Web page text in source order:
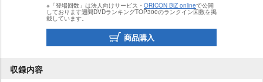
※「登場回数」は法人向けサービス・ ORICON BiZ onlineで公開
しております週間DVDランキングTOP300のランクイン回数を掲
載しています。
商品購入
収録内容